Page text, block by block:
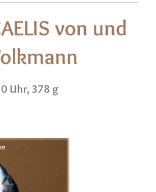
von und
Uhr, 378 g